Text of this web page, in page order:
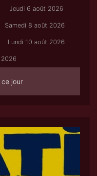
Jeudi 6 août 2026
Samedi 8 août 2026
Lundi 10 août 2026
2026
ce jour